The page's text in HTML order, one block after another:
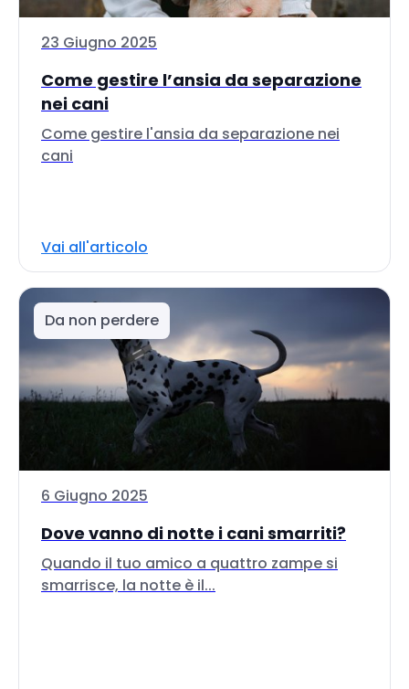
23 Giugno 2025
Come gestire l’ansia da separazione
nei cani
Come gestire l'ansia da separazione nei
cani
Vai all'articolo
Da non perdere
6 Giugno 2025
Dove vanno di notte i cani smarriti?
Quando il tuo amico a quattro zampe si
smarrisce, la notte è il...